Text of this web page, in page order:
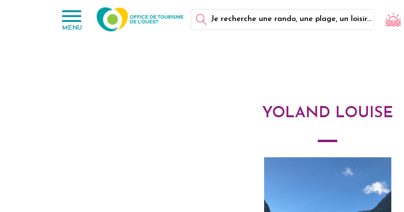
MENU
Je recherche une rando, une plage, un loisir...
YOLAND LOUISE